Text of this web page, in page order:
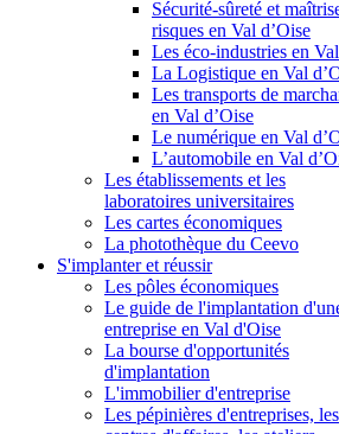
Sécurité-sûreté et
risques en Val d’Oise
Les éco-industries en
La Logistique en Val
Les transports de
en Val d’Oise
Le numérique en Val
L’automobile en Val
Les établissements et les
laboratoires universitaires
Les cartes économiques
La photothèque du Ceevo
S'implanter et réussir
Les pôles économiques
Le guide de l'implantation
entreprise en Val d'Oise
La bourse d'opportunités
d'implantation
L'immobilier d'entreprise
Les pépinières d'entreprises, les